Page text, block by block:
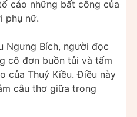
cáo những bất công của
phụ nữ.
Ngưng Bích, người đọc
cô đơn buồn tủi và tấm
của Thuý Kiều. Điều này
câu thơ giữa trong